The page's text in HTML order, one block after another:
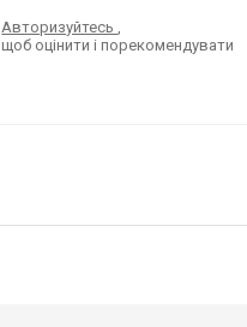
Авторизуйтесь,
щоб оцінити і порекомендувати